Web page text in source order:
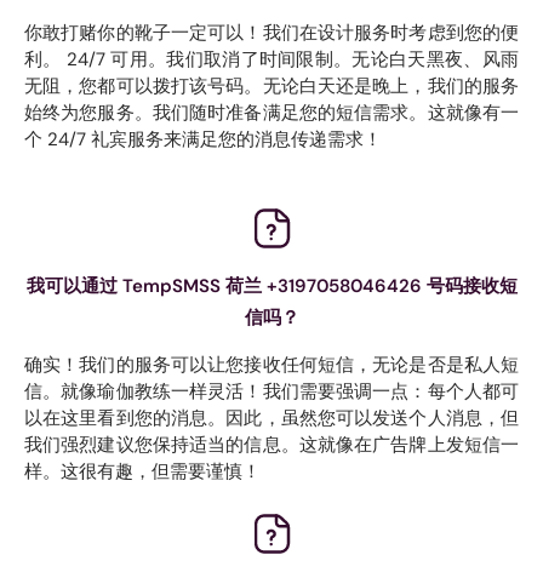
你敢打赌你的靴子一定可以！我们在设计服务时考虑到您的便
利。 24/7 可用。我们取消了时间限制。无论白天黑夜、风雨
无阻，您都可以拨打该号码。无论白天还是晚上，我们的服务
始终为您服务。我们随时准备满足您的短信需求。这就像有一
个 24/7 礼宾服务来满足您的消息传递需求！
我可以通过 TempSMSS 荷兰 +3197058046426 号码接收短
信吗？
确实！我们的服务可以让您接收任何短信，无论是否是私人短
信。就像瑜伽教练一样灵活！我们需要强调一点：每个人都可
以在这里看到您的消息。因此，虽然您可以发送个人消息，但
我们强烈建议您保持适当的信息。这就像在广告牌上发短信一
样。这很有趣，但需要谨慎！